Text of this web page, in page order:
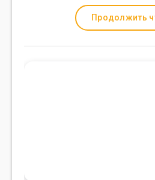
Продолжить